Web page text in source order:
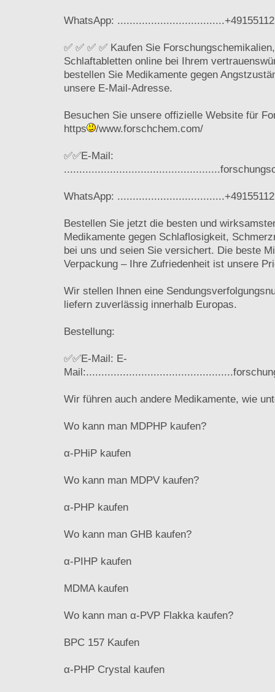
WhatsApp:
✅ ✅ ✅ ✅ Kaufen Sie
Schlaftabletten online bei Ihrem
bestellen Sie Medikamente gegen
unsere E-Mail-Adresse.
Besuchen Sie unsere offizielle Website für
https
/www.forschchem.com/
✅✅E-Mail:
WhatsApp:
Bestellen Sie jetzt die besten und
Medikamente gegen Schlaflosigkeit,
bei uns und seien Sie versichert. Die beste
Verpackung – Ihre Zufriedenheit ist unsere
Wir stellen Ihnen eine
liefern zuverlässig innerhalb Europas.
Bestellung:
✅✅E-Mail: E-
Wir führen auch andere Medikamente, wie
Wo kann man MDPHP kaufen?
α-PHiP kaufen
Wo kann man MDPV kaufen?
α-PHP kaufen
Wo kann man GHB kaufen?
α-PIHP kaufen
MDMA kaufen
Wo kann man α-PVP Flakka kaufen?
BPC 157 Kaufen
α-PHP Crystal kaufen